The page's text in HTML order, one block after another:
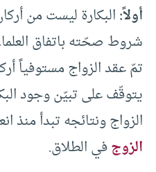
أولاً:البكارة ليست من
شروط صحّته باتفاق
تمّ عقد الزواج مستوفياً
يتوقّف على تبيّن وجود
الزواج ونتائجه تبدأ منذ
الزوجفي الطلاق.